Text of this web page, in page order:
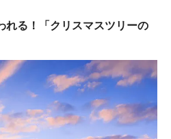
れる！「クリスマスツリーの